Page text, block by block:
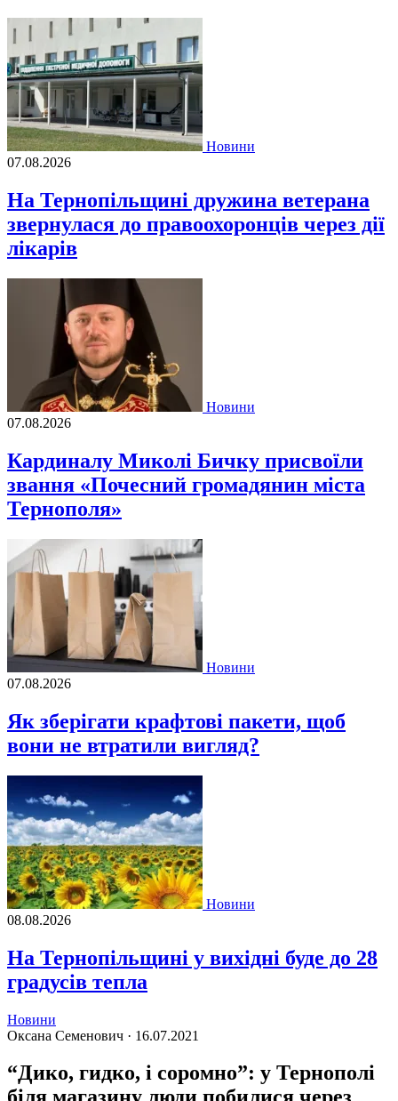
Новини
07.08.2026
На Тернопільщині дружина ветерана
звернулася до правоохоронців через дії
лікарів
Новини
07.08.2026
Кардиналу Миколі Бичку присвоїли
звання «Почесний громадянин міста
Тернополя»
Новини
07.08.2026
Як зберігати крафтові пакети, щоб
вони не втратили вигляд?
Новини
08.08.2026
На Тернопільщині у вихідні буде до 28
градусів тепла
Новини
Оксана Семенович · 16.07.2021
“Дико, гидко, і соромно”: у Тернополі